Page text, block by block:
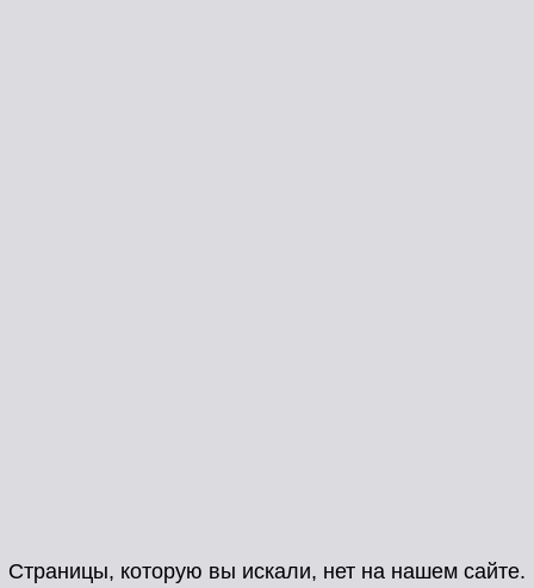
Страницы, которую вы искали, нет на нашем сайте.